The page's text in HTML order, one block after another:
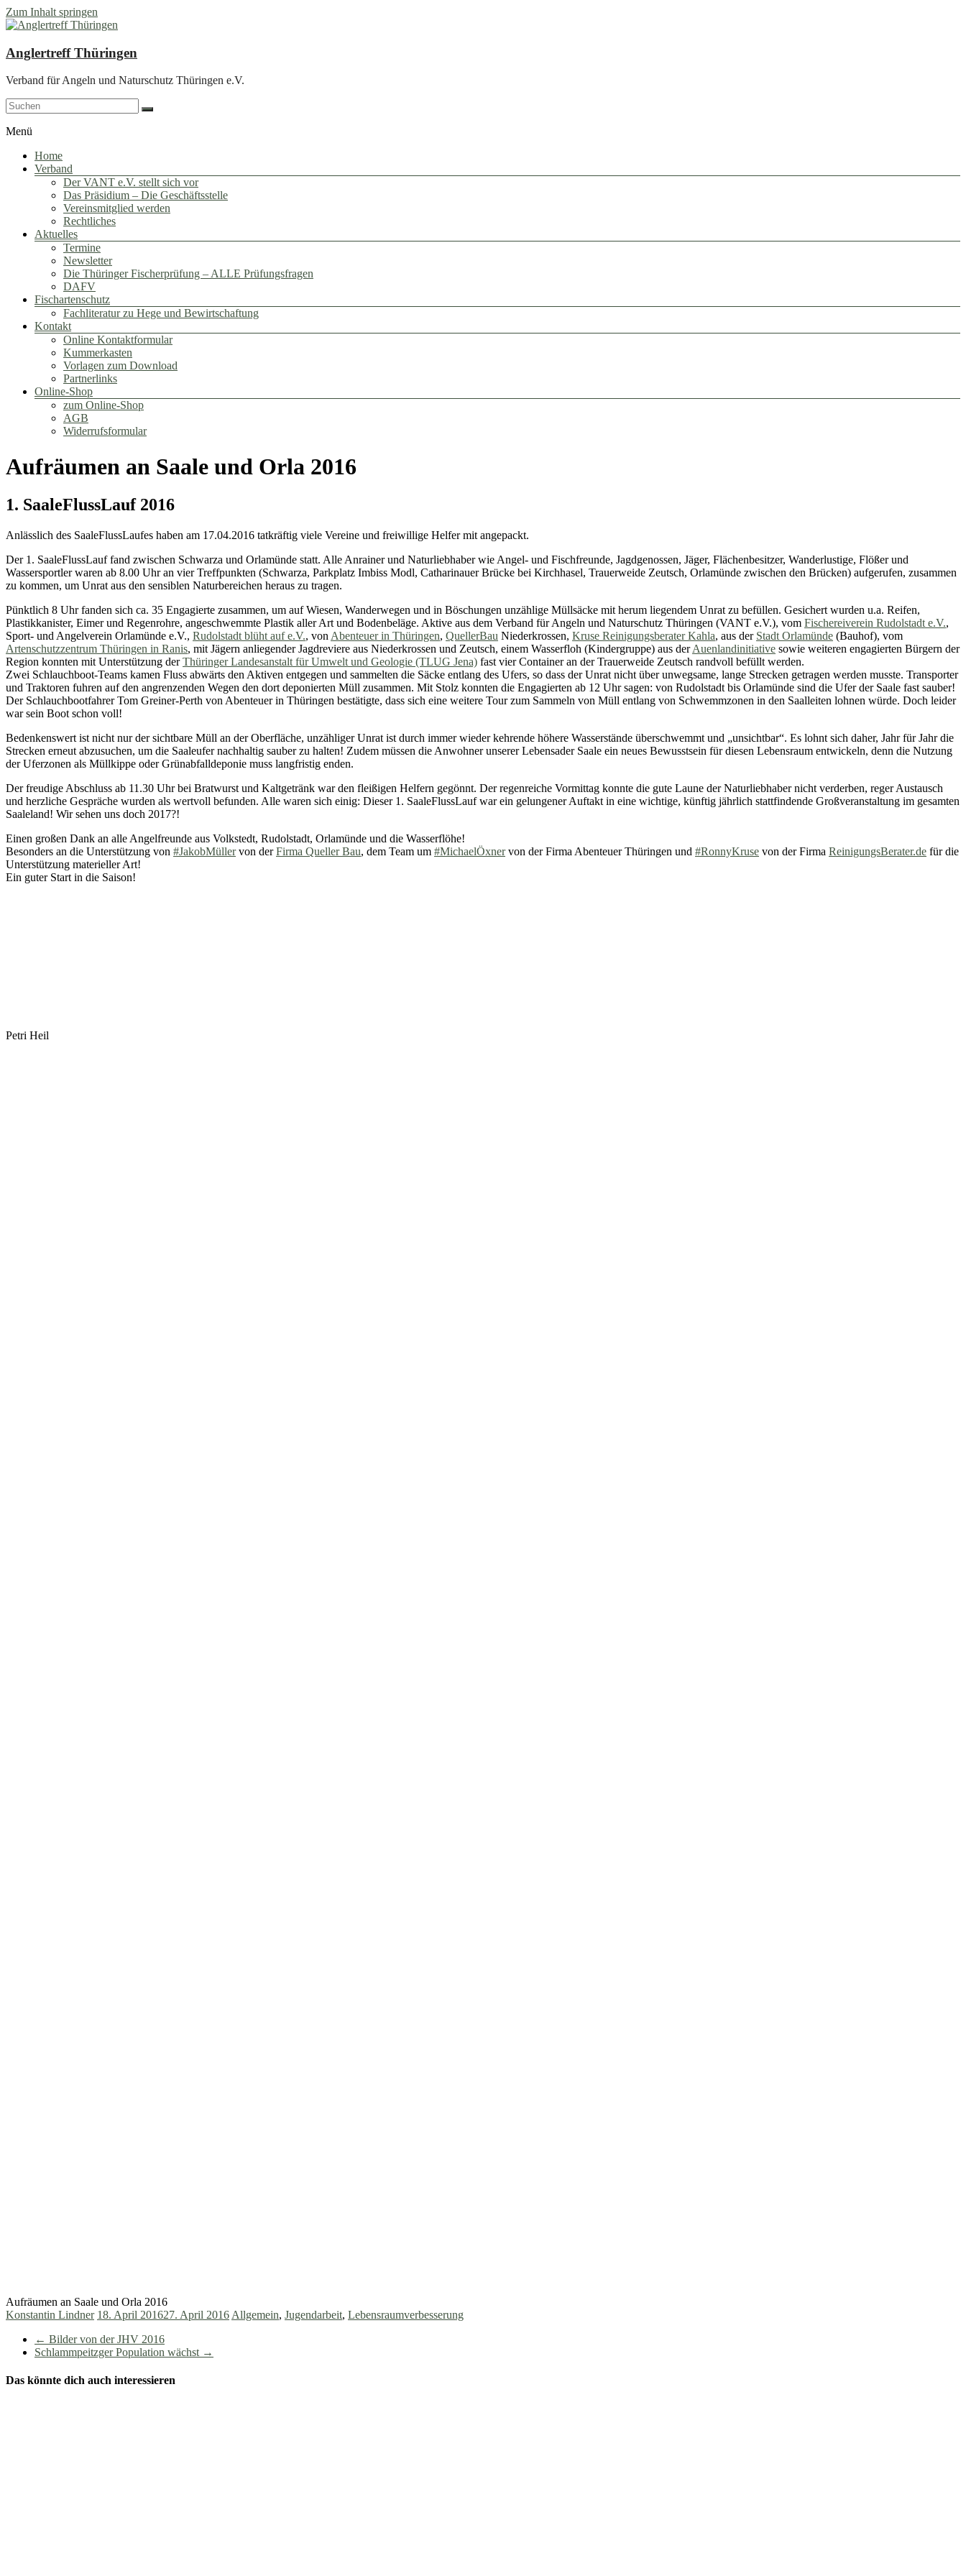
Zum Inhalt springen
Anglertreff Thüringen
Verband für Angeln und Naturschutz Thüringen e.V.
Menü
Home
Verband
Der VANT e.V. stellt sich vor
Das Präsidium – Die Geschäftsstelle
Vereinsmitglied werden
Rechtliches
Aktuelles
Termine
Newsletter
Die Thüringer Fischerprüfung – ALLE Prüfungsfragen
DAFV
Fischartenschutz
Fachliteratur zu Hege und Bewirtschaftung
Kontakt
Online Kontaktformular
Kummerkasten
Vorlagen zum Download
Partnerlinks
Online-Shop
zum Online-Shop
AGB
Widerrufsformular
Aufräumen an Saale und Orla 2016
1. SaaleFlussLauf 2016
Anlässlich des SaaleFlussLaufes haben am 17.04.2016 tatkräftig viele Vereine und freiwillige Helfer mit angepackt.
Der 1. SaaleFlussLauf fand zwischen Schwarza und Orlamünde statt. Alle Anrainer und Naturliebhaber wie Angel- und Fischfreunde, Jagdgenossen, Jäger, Flächenbesitzer, Wanderlustige, Flößer und
Wassersportler waren ab 8.00 Uhr an vier Treffpunkten (Schwarza, Parkplatz Imbiss Modl, Catharinauer Brücke bei Kirchhasel, Trauerweide Zeutsch, Orlamünde zwischen den Brücken) aufgerufen, zusammen
zu kommen, um Unrat aus den sensiblen Naturbereichen heraus zu tragen.
Pünktlich 8 Uhr fanden sich ca. 35 Engagierte zusammen, um auf Wiesen, Wander­wegen und in Böschungen unzählige Müllsäcke mit herum liegendem Unrat zu befüllen. Gesichert wurden u.a. Reifen,
Plastikkanister, Eimer und Regenrohre, ange­schwemmte Plastik aller Art und Bodenbeläge. Aktive aus dem Verband für Angeln und Naturschutz Thüringen (VANT e.V.), vom Fischereiverein Rudolstadt e.V.,
Sport- und Angelverein Orlamünde e.V., Rudolstadt blüht auf e.V., von Abenteuer in Thüringen, QuellerBau Niederkrossen, Kruse Reinigungsberater Kahla, aus der Stadt Orlamünde (Bauhof), vom
Artenschutz­zentrum Thüringen in Ranis, mit Jägern anliegender Jagdreviere aus Niederkrossen und Zeutsch, einem Wasserfloh (Kindergruppe) aus derAuenlandinitiative sowie weiteren engagierten Bürgern der
Region konnten mit Unterstützung derThüringer Landesanstalt für Umwelt und Geologie (TLUG Jena) fast vier Container an der Trauerweide Zeutsch randvoll befüllt werden.
Zwei Schlauchboot-Teams kamen Fluss abwärts den Aktiven entgegen und sammelten die Säcke entlang des Ufers, so dass der Unrat nicht über unwegsame, lange Strecken getragen werden musste. Transporter
und Traktoren fuhren auf den angrenzenden Wegen den dort deponierten Müll zusammen. Mit Stolz konnten die Engagierten ab 12 Uhr sagen: von Rudolstadt bis Orlamünde sind die Ufer der Saale fast sauber!
Der Schlauchboot­fahrer Tom Greiner-Perth von Abenteuer in Thüringen bestätigte, dass sich eine weitere Tour zum Sammeln von Müll entlang von Schwemmzonen in den Saalleiten lohnen würde. Doch leider
war sein Boot schon voll!
Bedenkenswert ist nicht nur der sichtbare Müll an der Oberfläche, unzähliger Unrat ist durch immer wieder kehrende höhere Wasserstände überschwemmt und „unsichtbar“. Es lohnt sich daher, Jahr für Jahr die
Strecken erneut abzusuchen, um die Saaleufer nachhaltig sauber zu halten! Zudem müssen die Anwohner unserer Lebensader Saale ein neues Bewusstsein für diesen Lebensraum entwickeln, denn die Nutzung
der Uferzonen als Müllkippe oder Grünabfalldeponie muss langfristig enden.
Der freudige Abschluss ab 11.30 Uhr bei Bratwurst und Kaltgetränk war den fleißigen Helfern gegönnt. Der regenreiche Vormittag konnte die gute Laune der Naturliebhaber nicht verderben, reger Austausch
und herzliche Gespräche wurden als wertvoll befunden. Alle waren sich einig: Dieser 1. SaaleFlussLauf war ein gelungener Auftakt in eine wichtige, künftig jährlich stattfindende Großveranstaltung im gesamten
Saaleland! Wir sehen uns doch 2017?!
Einen großen Dank an alle Angelfreunde aus Volkstedt, Rudolstadt, Orlamünde und die Wasserflöhe!
Besonders an die Unterstützung von #JakobMüllervon derFirma Queller Bau, dem Team um #MichaelÖxnervon der Firma Abenteuer Thüringen und #RonnyKruse von der Firma ReinigungsBerater.de für die
Unterstützung materieller Art!
Ein guter Start in die Saison!
Petri Heil
Aufräumen an Saale und Orla 2016
Konstantin Lindner 18. April 201627. April 2016 Allgemein, Jugendarbeit, Lebensraumverbesserung
← Bilder von der JHV 2016
Schlammpeitzger Population wächst →
Das könnte dich auch interessieren